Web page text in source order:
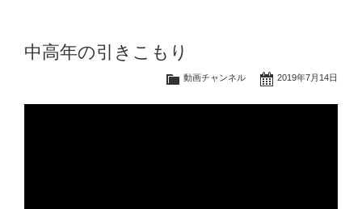
中高年の引きこもり
2019年7月14日
動画チャンネル